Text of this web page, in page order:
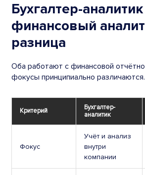
Бухгалтер-
финансовый
разница
Оба работают с финансовой
фокусы принципиально различаются.
Критерий
Бухгалтер-
аналитик
Фокус
Учёт и анализ
внутри
компании